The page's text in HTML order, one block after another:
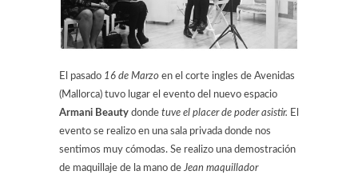
El pasado 16 de Marzo en el corte ingles de Avenidas
(Mallorca) tuvo lugar el evento del nuevo espacio
Armani Beauty donde tuve el placer de poder asistir. El
evento se realizo en una sala privada donde nos
sentimos muy cómodas. Se realizo una demostración
de maquillaje de la mano deJean maquillador